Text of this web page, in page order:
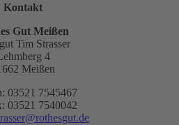
Kontakt
Gut Meißen
Tim Strasser
4
Meißen
03521 7545467
03521 7540042